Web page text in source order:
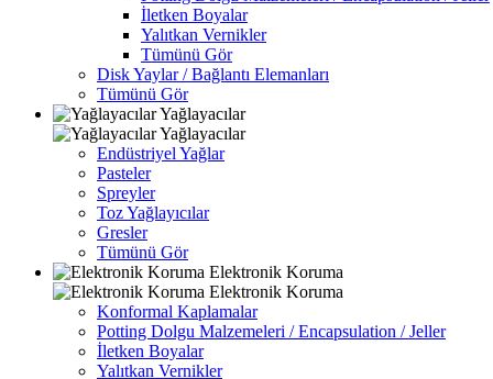
İletken Boyalar
Yalıtkan Vernikler
Tümünü Gör
Disk Yaylar / Bağlantı Elemanları
Tümünü Gör
Yağlayacılar
Yağlayacılar
Endüstriyel Yağlar
Pasteler
Spreyler
Toz Yağlayıcılar
Gresler
Tümünü Gör
Elektronik Koruma
Elektronik Koruma
Konformal Kaplamalar
Potting Dolgu Malzemeleri / Encapsulation / Jeller
İletken Boyalar
Yalıtkan Vernikler